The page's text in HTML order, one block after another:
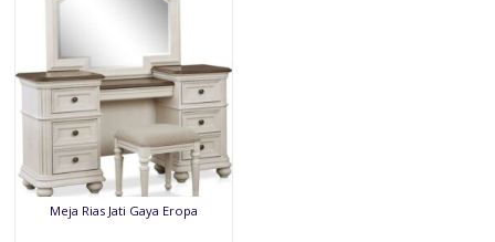
Meja Rias Jati Gaya Eropa